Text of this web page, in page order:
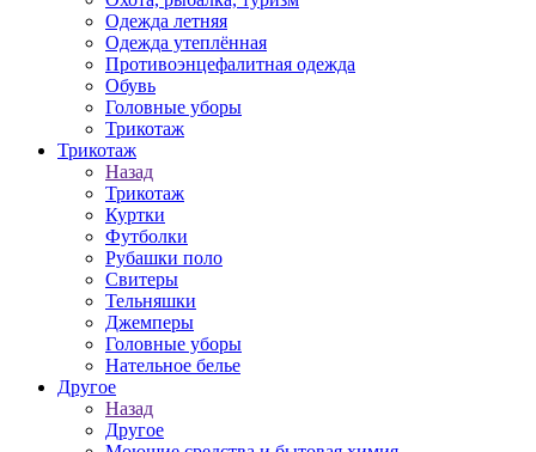
Одежда летняя
Одежда утеплённая
Противоэнцефалитная одежда
Обувь
Головные уборы
Трикотаж
Трикотаж
Назад
Трикотаж
Куртки
Футболки
Рубашки поло
Свитеры
Тельняшки
Джемперы
Головные уборы
Нательное белье
Другое
Назад
Другое